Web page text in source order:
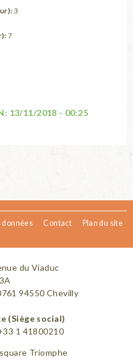
3
7
13/11/2018 - 00:25
données Contact Plan du site
du Viaduc
94550 Chevilly
(Siège social)
1 41800210
Triomphe